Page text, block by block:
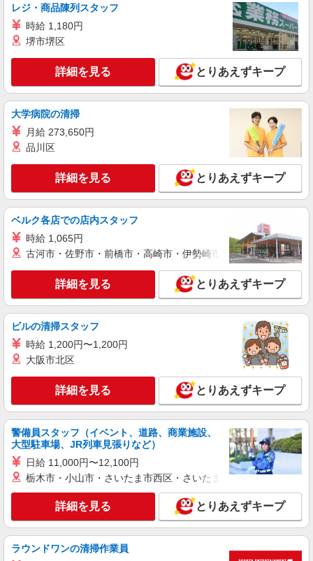
レジ・商品陳列スタッフ
時給 1,180円
堺市堺区
詳細を見る とりあえずキープ
大学病院の清掃
月給 273,650円
品川区
詳細を見る とりあえずキープ
ベルク各店での店内スタッフ
時給 1,065円
古河市・佐野市・前橋市・高崎市・伊勢崎市・太田市・館林市
詳細を見る とりあえずキープ
ビルの清掃スタッフ
時給 1,200円〜1,200円
大阪市北区
詳細を見る とりあえずキープ
警備員スタッフ（イベント、道路、商業施設、
大型駐車場、JR列車見張りなど）
日給 11,000円〜12,100円
栃木市・小山市・さいたま市西区・さいたま市岩槻区・久喜市・
詳細を見る とりあえずキープ
ラウンドワンの清掃作業員